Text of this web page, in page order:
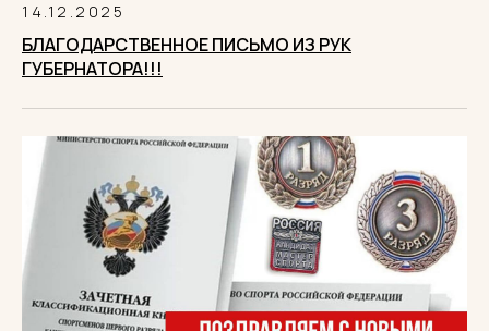
14.12.2025
БЛАГОДАРСТВЕННОЕ ПИСЬМО ИЗ РУК
ГУБЕРНАТОРА!!!